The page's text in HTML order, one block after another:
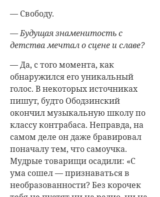
— Свободу.
— Будущая знаменитость с
детства мечтал о сцене и славе?
— Да, с того момента, как
обнаружился его уникальный
голос. В некоторых источниках
пишут, будто Ободзинский
окончил музыкальную школу по
классу контрабаса. Неправда, на
самом деле он даже бравировал
поначалу тем, что самоучка.
Мудрые товарищи осадили: «С
ума сошел — признаваться в
необразованности? Без корочек